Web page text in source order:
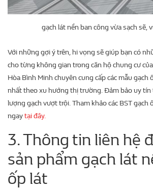
gạch lát nền ban công vừa sạch sẽ,
Với những gợi ý trên, hi vọng sẽ giúp bạn có
cho từng không gian trong căn hộ chung cư
Hòa Bình Minh chuyên cung cấp các mẫu gạch
nhất theo xu hướng thị trường. Đảm bảo uy
lượng gạch vượt trội. Tham khảo các BST gạch
ngaytại đây.
3. Thông tin liên hệ
sản phẩm gạch lát
ốp lát